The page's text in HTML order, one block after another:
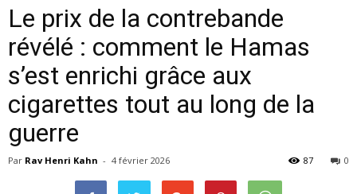
Le prix de la contrebande
révélé : comment le Hamas
s’est enrichi grâce aux
cigarettes tout au long de la
guerre
Par Rav Henri Kahn - 4 février 2026 0
87